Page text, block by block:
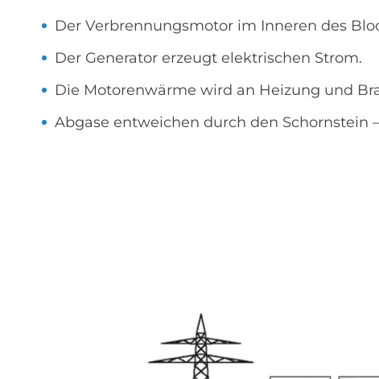
Der Verbrennungsmotor im Inneren des
Der Generator erzeugt elektrischen Strom.
Die Motorenwärme wird an Heizung und
Abgase entweichen durch den